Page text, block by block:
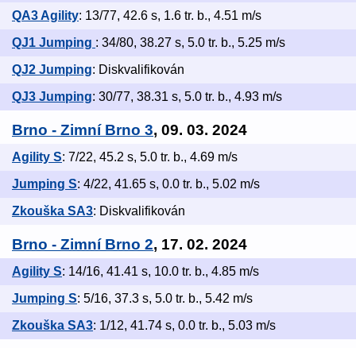
QA3 Agility: 13/77, 42.6 s, 1.6 tr. b., 4.51 m/s
QJ1 Jumping : 34/80, 38.27 s, 5.0 tr. b., 5.25 m/s
QJ2 Jumping: Diskvalifikován
QJ3 Jumping: 30/77, 38.31 s, 5.0 tr. b., 4.93 m/s
Brno - Zimní Brno 3, 09. 03. 2024
Agility S: 7/22, 45.2 s, 5.0 tr. b., 4.69 m/s
Jumping S: 4/22, 41.65 s, 0.0 tr. b., 5.02 m/s
Zkouška SA3: Diskvalifikován
Brno - Zimní Brno 2, 17. 02. 2024
Agility S: 14/16, 41.41 s, 10.0 tr. b., 4.85 m/s
Jumping S: 5/16, 37.3 s, 5.0 tr. b., 5.42 m/s
Zkouška SA3: 1/12, 41.74 s, 0.0 tr. b., 5.03 m/s